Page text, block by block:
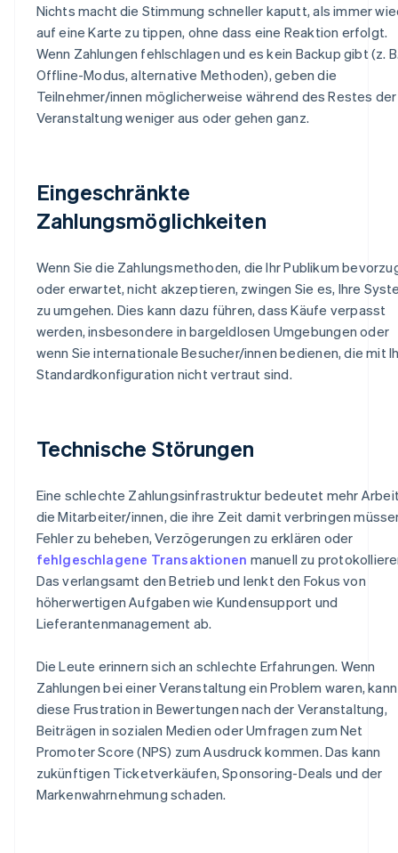
Nichts macht die Stimmung schneller kaputt, als immer
auf eine Karte zu tippen, ohne dass eine Reaktion erfolgt.
Wenn Zahlungen fehlschlagen und es kein Backup gibt (z.
Offline-Modus, alternative Methoden), geben die
Teilnehmer/innen möglicherweise während des Restes der
Veranstaltung weniger aus oder gehen ganz.
Eingeschränkte
Zahlungsmöglichkeiten
Wenn Sie die Zahlungsmethoden, die Ihr Publikum
oder erwartet, nicht akzeptieren, zwingen Sie es, Ihre
zu umgehen. Dies kann dazu führen, dass Käufe verpasst
werden, insbesondere in bargeldlosen Umgebungen oder
wenn Sie internationale Besucher/innen bedienen, die mit
Standardkonfiguration nicht vertraut sind.
Technische Störungen
Eine schlechte Zahlungsinfrastruktur bedeutet mehr
die Mitarbeiter/innen, die ihre Zeit damit verbringen
Fehler zu beheben, Verzögerungen zu erklären oder
fehlgeschlagene Transaktionen manuell zu
Das verlangsamt den Betrieb und lenkt den Fokus von
höherwertigen Aufgaben wie Kundensupport und
Lieferantenmanagement ab.
Die Leute erinnern sich an schlechte Erfahrungen. Wenn
Zahlungen bei einer Veranstaltung ein Problem waren, kann
diese Frustration in Bewertungen nach der Veranstaltung,
Beiträgen in sozialen Medien oder Umfragen zum Net
Promoter Score (NPS) zum Ausdruck kommen. Das kann
zukünftigen Ticketverkäufen, Sponsoring-Deals und der
Markenwahrnehmung schaden.